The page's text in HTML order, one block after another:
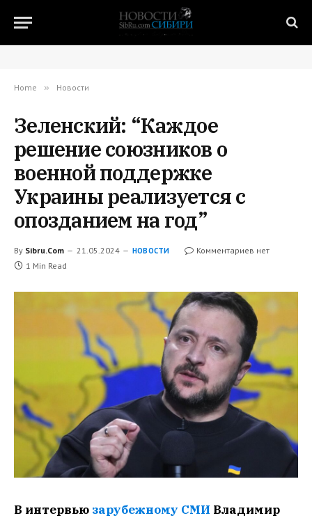
Home » Новости
Зеленский: “Каждое
решение союзников о
военной поддержке
Украины реализуется с
опозданием на год”
By Sibru.Com 21.05.2024 НОВОСТИ
Комментариев нет
1 Min Read
В интервью зарубежному СМИ Владимир